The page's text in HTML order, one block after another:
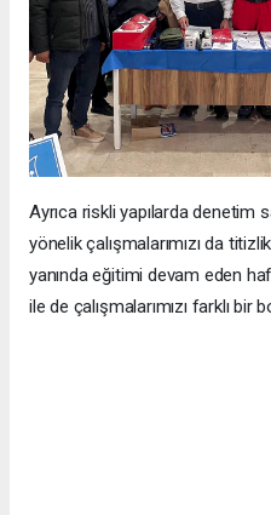
Ayrıca riskli yapılarda denetim
yönelik çalışmalarımızı da
yanında eğitimi devam eden
ile de çalışmalarımızı farklı bir